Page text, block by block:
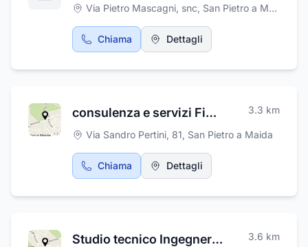
Via Pietro Mascagni, snc, San Pietro a Maida
Chiama Dettagli
consulenza e servizi FinancialBox 3.3 km
Via Sandro Pertini, 81, San Pietro a Maida
Chiama Dettagli
Studio tecnico Ingegnere Danilo Serratore 3.6 km